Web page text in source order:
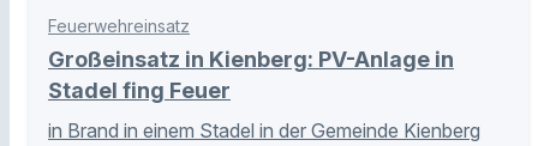
Feuerwehreinsatz
Großeinsatz in Kienberg: PV-Anlage in
Stadel fing Feuer
in Brand in einem Stadel in der Gemeinde Kienberg